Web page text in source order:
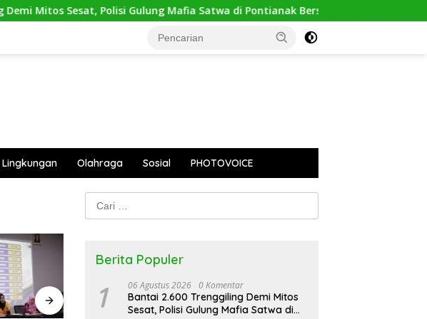
Mitos Sesat, Polisi Gulung Mafia Satwa di Pontianak Bersama Setengah Ton Sisik
Lingkungan Olahraga Sosial PHOTOVOICE
Cari
untuk:
Berita Populer
1 06 Agustus 2026 0 Komentar
Bantai 2.600 Trenggiling Demi Mitos
Sesat, Polisi Gulung Mafia Satwa di